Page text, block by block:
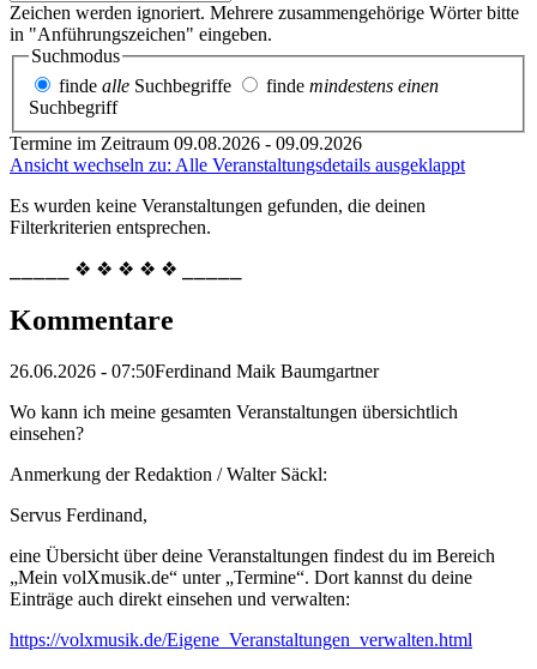
Zeichen werden ignoriert. Mehrere zusammengehörige Wörter bitte
in "Anführungszeichen" eingeben.
Suchmodus
finde alle Suchbegriffe finde mindestens einen
Suchbegriff
Termine im Zeitraum 09.08.2026 - 09.09.2026
Ansicht wechseln zu: Alle Veranstaltungsdetails ausgeklappt
Es wurden keine Veranstaltungen gefunden, die deinen
Filterkriterien entsprechen.
⎯⎯⎯⎯⎯ ❖ ❖ ❖ ❖ ❖ ⎯⎯⎯⎯⎯
Kommentare
26.06.2026 - 07:50Ferdinand Maik Baumgartner
Wo kann ich meine gesamten Veranstaltungen übersichtlich
einsehen?
Anmerkung der Redaktion /Walter Säckl:
Servus Ferdinand,
eine Übersicht über deine Veranstaltungen findest du im Bereich
„Mein volXmusik.de“ unter „Termine“. Dort kannst du deine
Einträge auch direkt einsehen und verwalten:
https://volxmusik.de/Eigene_Veranstaltungen_verwalten.html